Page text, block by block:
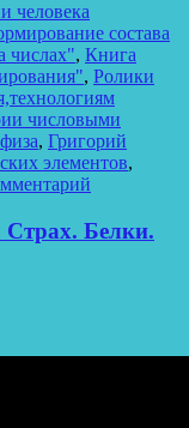
человека
состава
числах", Книга
, Ролики
числовыми
, Григорий
элементов,
Страх. Белки.